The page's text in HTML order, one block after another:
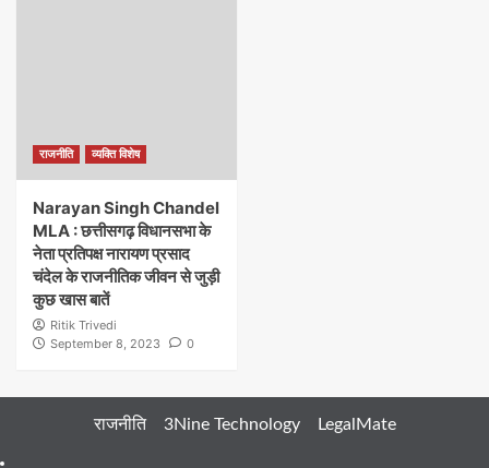
राजनीति व्यक्ति विशेष
Narayan Singh Chandel
MLA : छत्तीसगढ़ विधानसभा के
नेता प्रतिपक्ष नारायण प्रसाद
चंदेल के राजनीतिक जीवन से जुड़ी
कुछ खास बातें
Ritik Trivedi
September 8, 2023
0
राजनीति 3Nine Technology LegalMate